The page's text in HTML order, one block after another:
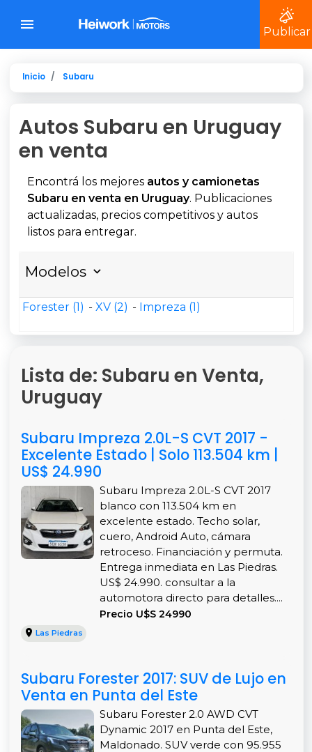
Publicar
Inicio Subaru
Autos Subaru en Uruguay
en venta
Encontrá los mejores autos y camionetas
Subaru en venta en Uruguay. Publicaciones
actualizadas, precios competitivos y autos
listos para entregar.
Modelos
Forester (1) XV (2) Impreza (1)
Lista de: Subaru en Venta,
Uruguay
Subaru Impreza 2.0L-S CVT 2017 -
Excelente Estado | Solo 113.504 km |
US$ 24.990
Subaru Impreza 2.0L-S CVT 2017
blanco con 113.504 km en
excelente estado. Techo solar,
cuero, Android Auto, cámara
retroceso. Financiación y permuta.
Entrega inmediata en Las Piedras.
US$ 24.990. consultar a la
automotora directo para detalles....
Precio U$S 24990
Las Piedras
Subaru Forester 2017: SUV de Lujo en
Venta en Punta del Este
Subaru Forester 2.0 AWD CVT
Dynamic 2017 en Punta del Este,
Maldonado. SUV verde con 95.955